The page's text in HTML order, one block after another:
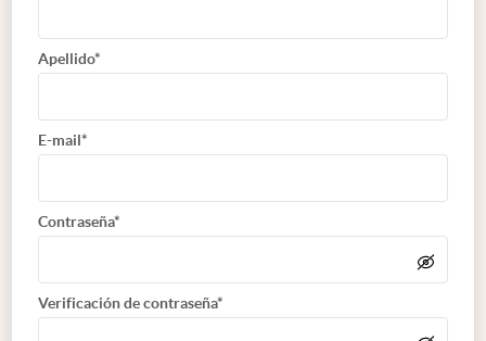
Apellido*
E-mail*
Contraseña*
Verificación de contraseña*